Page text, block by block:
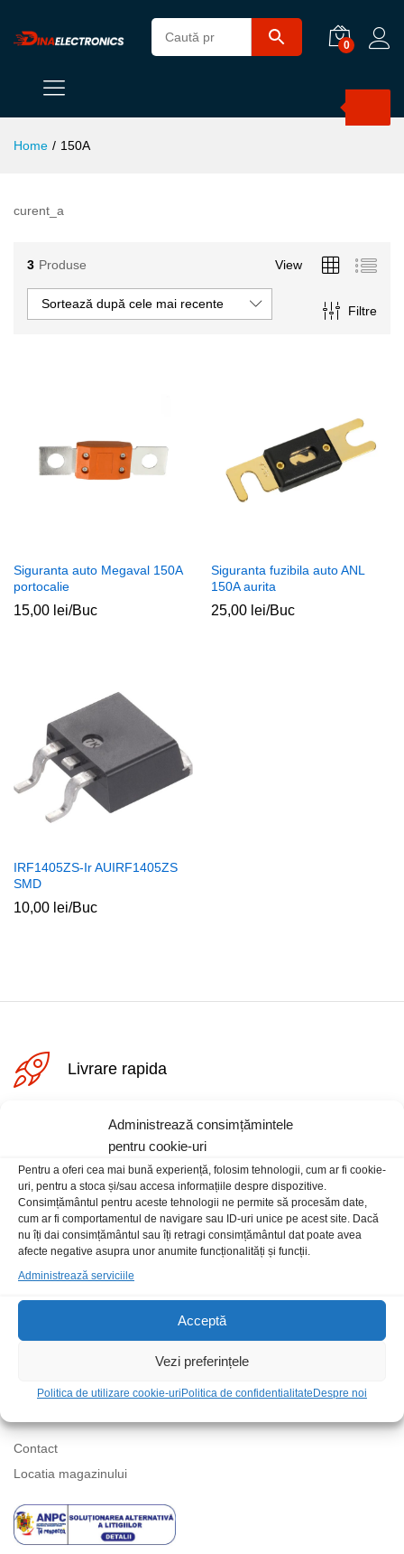
Administrează consimțămintele
pentru cookie-uri
Pentru a oferi cea mai bună experiență, folosim tehnologii, cum ar fi cookie-
uri, pentru a stoca și/sau accesa informațiile despre dispozitive.
Consimțământul pentru aceste tehnologii ne permite să procesăm date,
cum ar fi comportamentul de navigare sau ID-uri unice pe acest site. Dacă
nu îți dai consimțământul sau îți retragi consimțământul dat poate avea
afecte negative asupra unor anumite funcționalități și funcții.
Administrează serviciile
Acceptă
Vezi preferințele
Politica de utilizare cookie-uri Politica de confidentialitate Despre noi
0
Home / 150A
curent_a
3 Produse View
Filtre
Sortează după cele mai recente
Siguranta auto Megaval 150A
portocalie
15,00 lei/Buc
Siguranta fuzibila auto ANL
150A aurita
25,00 lei/Buc
IRF1405ZS-Ir AUIRF1405ZS
SMD
10,00 lei/Buc
Livrare rapida
Posibilitate retur
Plata securizata
Suport telefonic
Informatii
Contact
Locatia magazinului